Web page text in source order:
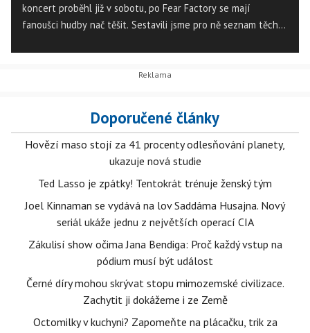
koncert proběhl již v sobotu, po Fear Factory se mají
fanoušci hudby nač těšit. Sestavili jsme pro ně seznam těch
Doporučené články
Hovězí maso stojí za 41 procenty odlesňování planety,
ukazuje nová studie
Ted Lasso je zpátky! Tentokrát trénuje ženský tým
Joel Kinnaman se vydává na lov Saddáma Husajna. Nový
seriál ukáže jednu z největších operací CIA
Zákulisí show očima Jana Bendiga: Proč každý vstup na
pódium musí být událost
Černé díry mohou skrývat stopu mimozemské civilizace.
Zachytit ji dokážeme i ze Země
Octomilky v kuchyni? Zapomeňte na plácačku, trik za